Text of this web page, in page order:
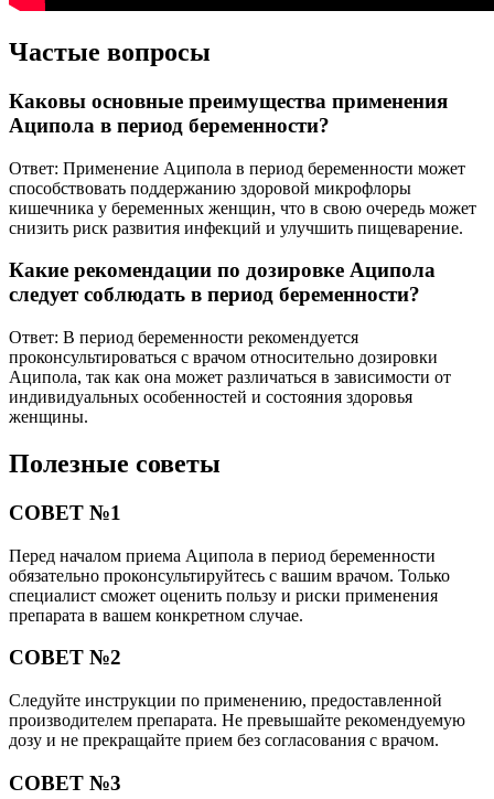
Частые вопросы
Каковы основные преимущества применения
Аципола в период беременности?
Ответ: Применение Аципола в период беременности может
способствовать поддержанию здоровой микрофлоры
кишечника у беременных женщин, что в свою очередь может
снизить риск развития инфекций и улучшить пищеварение.
Какие рекомендации по дозировке Аципола
следует соблюдать в период беременности?
Ответ: В период беременности рекомендуется
проконсультироваться с врачом относительно дозировки
Аципола, так как она может различаться в зависимости от
индивидуальных особенностей и состояния здоровья
женщины.
Полезные советы
СОВЕТ №1
Перед началом приема Аципола в период беременности
обязательно проконсультируйтесь с вашим врачом. Только
специалист сможет оценить пользу и риски применения
препарата в вашем конкретном случае.
СОВЕТ №2
Следуйте инструкции по применению, предоставленной
производителем препарата. Не превышайте рекомендуемую
дозу и не прекращайте прием без согласования с врачом.
СОВЕТ №3